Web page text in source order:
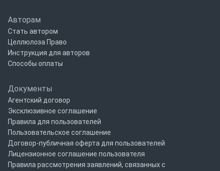
Авторам
Стать автором
Целлюлоза Право
Инструкция для авторов
Способы оплаты
Документы
Агентский договор
Эксклюзивное соглашение
Правила для пользователей
Пользовательское соглашение
Договор-публичная оферта для пользователей
Лицензионное соглашение пользователя
Правила рассмотрения заявлений, связанных с